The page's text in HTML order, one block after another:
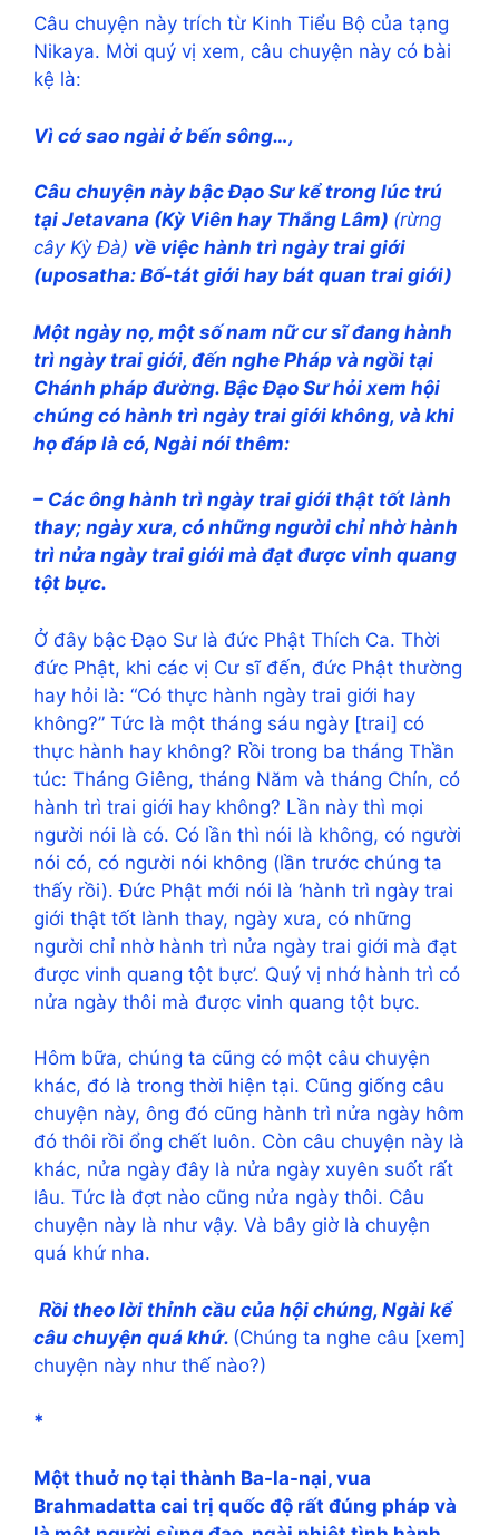
Câu chuyện này trích từ Kinh Tiểu Bộ của tạng
Nikaya. Mời quý vị xem, câu chuyện này có bài
kệ là:
Vì cớ sao ngài ở bến sông…,
Câu chuyện này bậc Ðạo Sư kể trong lúc trú
tại Jetavana (Kỳ Viên hay Thắng Lâm) (rừng
cây Kỳ Đà) về việc hành trì ngày trai giới
(uposatha: Bố-tát giới hay bát quan trai giới)
Một ngày nọ, một số nam nữ cư sĩ đang hành
trì ngày trai giới, đến nghe Pháp và ngồi tại
Chánh pháp đường. Bậc Ðạo Sư hỏi xem hội
chúng có hành trì ngày trai giới không, và khi
họ đáp là có, Ngài nói thêm:
– Các ông hành trì ngày trai giới thật tốt lành
thay; ngày xưa, có những người chỉ nhờ hành
trì nửa ngày trai giới mà đạt được vinh quang
tột bực.
Ở đây bậc Đạo Sư là đức Phật Thích Ca. Thời
đức Phật, khi các vị Cư sĩ đến, đức Phật thường
hay hỏi là: “Có thực hành ngày trai giới hay
không?” Tức là một tháng sáu ngày [trai] có
thực hành hay không? Rồi trong ba tháng Thần
túc: Tháng Giêng, tháng Năm và tháng Chín, có
hành trì trai giới hay không? Lần này thì mọi
người nói là có. Có lần thì nói là không, có người
nói có, có người nói không (lần trước chúng ta
thấy rồi). Đức Phật mới nói là ‘hành trì ngày trai
giới thật tốt lành thay, ngày xưa, có những
người chỉ nhờ hành trì nửa ngày trai giới mà đạt
được vinh quang tột bực’. Quý vị nhớ hành trì có
nửa ngày thôi mà được vinh quang tột bực.
Hôm bữa, chúng ta cũng có một câu chuyện
khác, đó là trong thời hiện tại. Cũng giống câu
chuyện này, ông đó cũng hành trì nửa ngày hôm
đó thôi rồi ổng chết luôn. Còn câu chuyện này là
khác, nửa ngày đây là nửa ngày xuyên suốt rất
lâu. Tức là đợt nào cũng nửa ngày thôi. Câu
chuyện này là như vậy. Và bây giờ là chuyện
quá khứ nha.
Rồi theo lời thỉnh cầu của hội chúng, Ngài kể
câu chuyện quá khứ. (Chúng ta nghe câu [xem]
chuyện này như thế nào?)
*
Một thuở nọ tại thành Ba-la-nại, vua
Brahmadatta cai trị quốc độ rất đúng pháp và